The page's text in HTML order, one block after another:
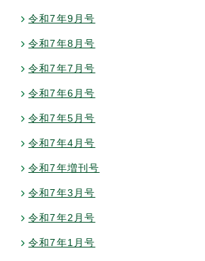
令和7年9月号
令和7年8月号
令和7年7月号
令和7年6月号
令和7年5月号
令和7年4月号
令和7年増刊号
令和7年3月号
令和7年2月号
令和7年1月号